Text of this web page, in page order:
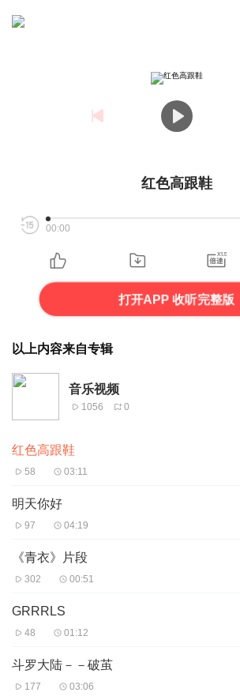
红色高跟鞋
00:00
打开APP 收听完整版
以上内容来自专辑
音乐视频
1056 0
红色高跟鞋
58 03:11
明天你好
97 04:19
《青衣》片段
302 00:51
GRRRLS
48 01:12
斗罗大陆－－破茧
177 03:06